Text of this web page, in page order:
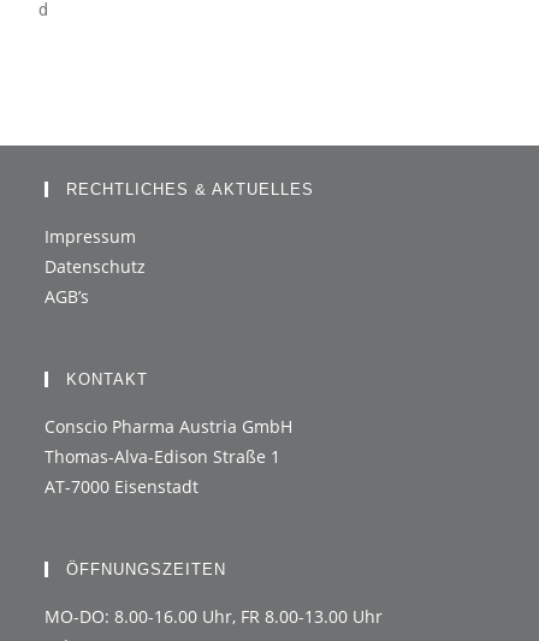
RECHTLICHES & AKTUELLES
Impressum
Datenschutz
AGB’s
KONTAKT
Conscio Pharma Austria GmbH
Thomas-Alva-Edison Straße 1
AT-7000 Eisenstadt
ÖFFNUNGSZEITEN
MO-DO: 8.00-16.00 Uhr, FR 8.00-13.00 Uhr